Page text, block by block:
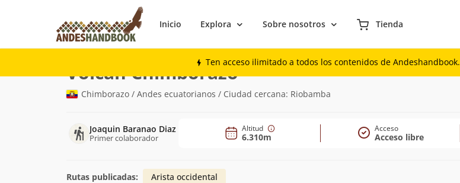
Inicio Explora Sobre nosotros Tienda
Ten acceso ilimitado a todos los contenidos de Andeshandbook.
Montaña
Volcán Chimborazo(6.310m)
Chimborazo / Andes ecuatorianos / Ciudad cercana: Riobamba
Joaquin Baranao Diaz
Primer colaborador
Altitud
6.310m
Acceso
Acceso libre
Rutas publicadas: Arista occidental